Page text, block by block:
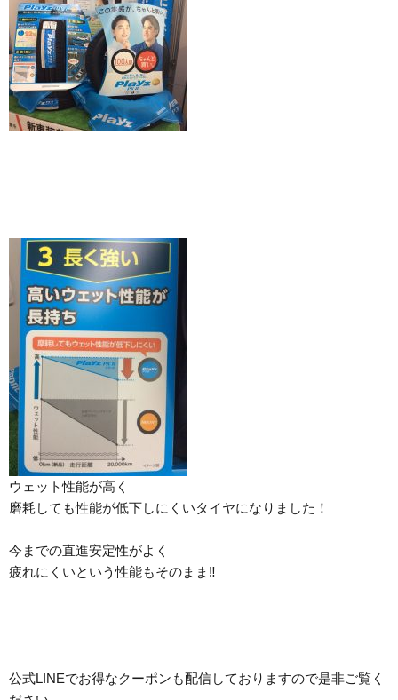
ウェット性能が高く
磨耗しても性能が低下しにくいタイヤになりました！
今までの直進安定性がよく
疲れにくいという性能もそのまま‼︎
公式LINEでお得なクーポンも配信しておりますので是非ご覧く